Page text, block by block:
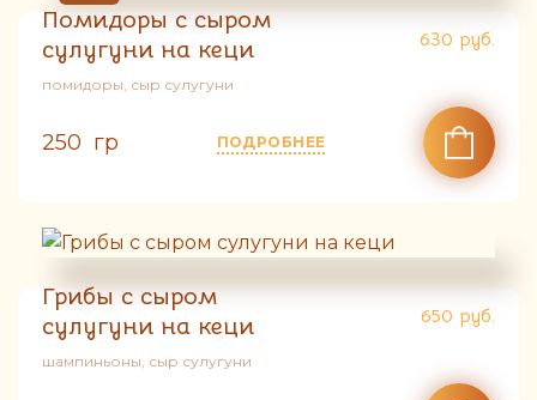
Помидоры с сыром
сулугуни на кеци
630 руб.
помидоры, сыр сулугуни
250 гр ПОДРОБНЕЕ
Грибы с сыром
сулугуни на кеци
650 руб.
шампиньоны, сыр сулугуни